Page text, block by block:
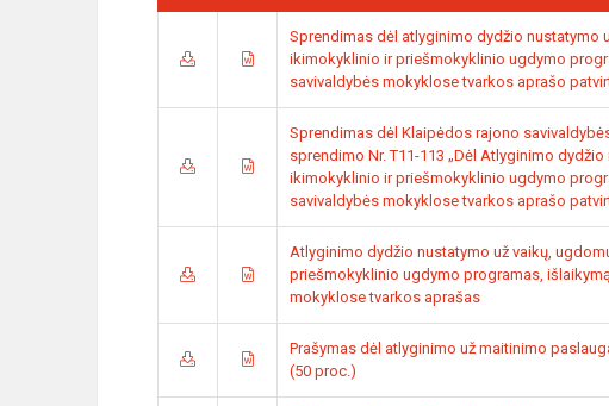
Sprendimas dėl atlyginimo dydžio nustatymo
ikimokyklinio ir priešmokyklinio ugdymo
savivaldybės mokyklose tvarkos aprašo
Sprendimas dėl Klaipėdos rajono
sprendimo Nr. T11-113 „Dėl Atlyginimo
ikimokyklinio ir priešmokyklinio ugdymo
savivaldybės mokyklose tvarkos aprašo
Atlyginimo dydžio nustatymo už vaikų,
priešmokyklinio ugdymo programas,
mokyklose tvarkos aprašas
Prašymas dėl atlyginimo už maitinimo
(50 proc.)